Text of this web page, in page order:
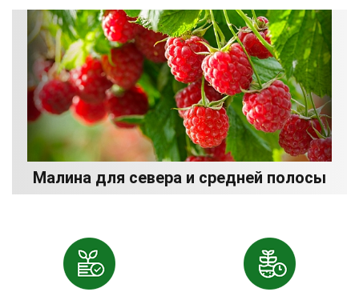
Малина для севера и средней полосы